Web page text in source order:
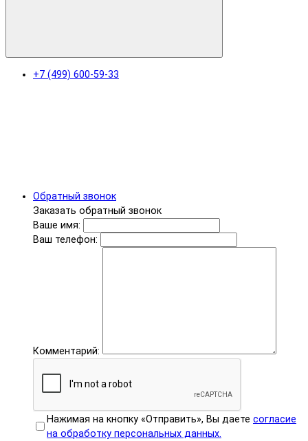
+7 (499) 600-59-33
Обратный звонок
Заказать обратный звонок
Ваше имя:
Ваш телефон:
Комментарий:
Нажимая на кнопку «Отправить», Вы даете согласие
на обработку персональных данных.